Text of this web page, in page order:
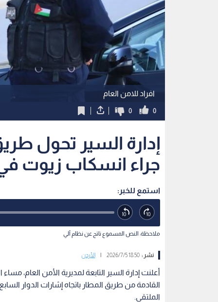
افراد للامن العام
0
0
إدارة السير تحول
جراء انسكاب زيوت
استمع للخبر:
ملاحظة: النص المسموع ناتج عن نظام آلي
نشر :18:50 2026/7/5
| الأردن
أعلنت إدارة السير التابعة لمديرية الأمن العام،
القادمة من طريق المطار باتجاه إشارات الدوار
الملتقى.